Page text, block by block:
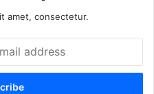
amet, consectetur.